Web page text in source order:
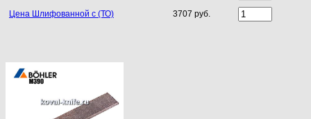
Цена Шлифованной с (ТО) 3707 руб.